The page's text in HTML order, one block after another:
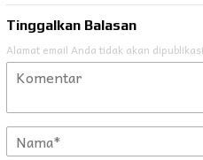
Tinggalkan Balasan
Alamat email Anda tidak akan